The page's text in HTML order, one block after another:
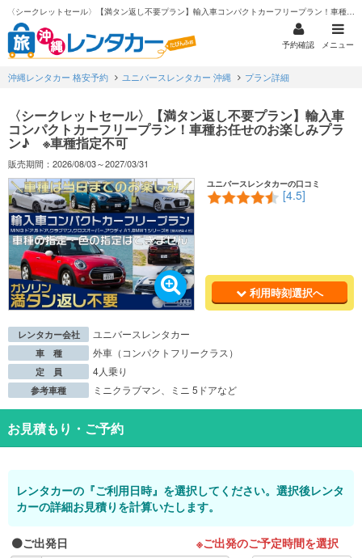
〈シークレットセール〉【満タン返し不要プラン】輸入車コンパクトカーフリープラン！車種お任せのお楽しみプラン♪ ※車種指定不可
予約確認 メニュー
沖縄レンタカー 格安予約 ユニバースレンタカー 沖縄 プラン詳細
〈シークレットセール〉【満タン返し不要プラン】輸入車
コンパクトカーフリープラン！車種お任せのお楽しみプラ
ン♪ ※車種指定不可
販売期間：2026/08/03～2027/03/31
ユニバースレンタカーの口コミ
[4.5]
利用時刻選択へ
レンタカー会社 ユニバースレンタカー
車 種 外車（コンパクトフリークラス）
定 員 4人乗り
参考車種 ミニクラブマン、ミニ 5ドアなど
お見積もり・ご予約
レンタカーの『ご利用日時』を選択してください。選択後レンタ
カーの詳細お見積りを計算いたします。
ご出発日 ※ご出発のご予定時間を選択